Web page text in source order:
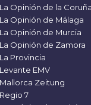
La Opinión de la Coruña
La Opinión de Málaga
La Opinión de Murcia
La Opinión de Zamora
La Provincia
Levante EMV
Mallorca Zeitung
Regio 7